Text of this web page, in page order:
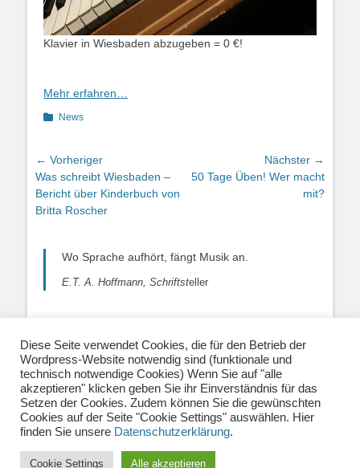
Klavier in Wiesbaden abzugeben = 0 €!
Mehr erfahren…
Kategorien
News
Beitragsnavigation
← Vorheriger
Vorheriger
Beitrag:
Was schreibt Wiesbaden –
Bericht über Kinderbuch von
Britta Roscher
Nächster →
Nächster
50 Tage Üben! Wer macht
mit?
Wo Sprache aufhört, fängt Musik an.
E.T. A. Hoffmann, Schriftsteller
Über uns|Impressum|Datenschutzerklärung|
Kontakt|Newsletter| E-Mail:
info@musiklehrernetzwerk.de
Social Media:Mastodon|Instagram |Facebook
-
Fotos auf dieser Website siehe Impressum
Diese Seite verwendet Cookies, die für den Betrieb der
Wordpress-Website notwendig sind (funktionale und
technisch notwendige Cookies) Wenn Sie auf "alle
akzeptieren" klicken geben Sie ihr Einverständnis für das
Setzen der Cookies. Zudem können Sie die gewünschten
Cookies auf der Seite "Cookie Settings" auswählen. Hier
finden Sie unsere Datenschutzerklärung.
Cookie Settings Alle akzeptieren